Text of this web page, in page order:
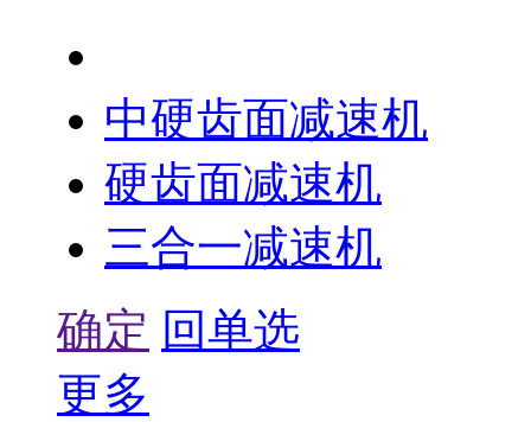
中硬齿面减速机
硬齿面减速机
三合一减速机
确定 回单选
更多